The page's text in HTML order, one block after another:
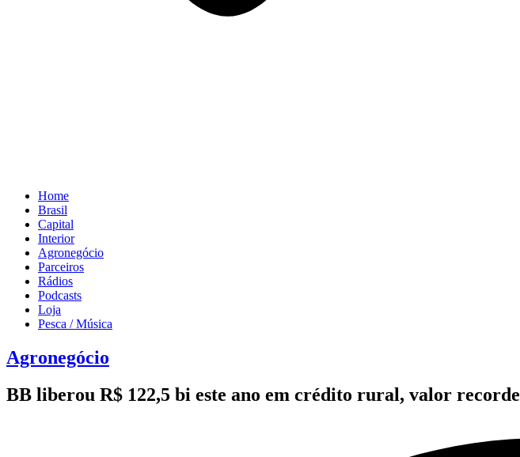
Home
Brasil
Capital
Interior
Agronegócio
Parceiros
Rádios
Podcasts
Loja
Pesca / Música
Agronegócio
BB liberou R$ 122,5 bi este ano em crédito rural, valor recorde